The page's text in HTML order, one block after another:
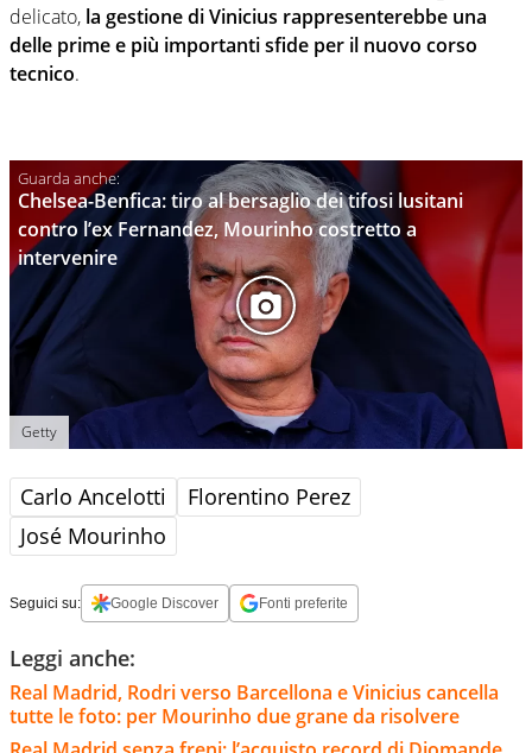
delicato, la gestione di Vinicius rappresenterebbe una
delle prime e più importanti sfide per il nuovo corso
tecnico.
Chelsea-Benfica: tiro al bersaglio dei tifosi lusitani
contro l’ex Fernandez, Mourinho costretto a
intervenire
Getty
Carlo Ancelotti
Florentino Perez
José Mourinho
Seguici su: Google Discover Fonti preferite
Leggi anche:
Real Madrid, Rodri verso Barcellona e Vinicius cancella
tutte le foto: per Mourinho due grane da risolvere